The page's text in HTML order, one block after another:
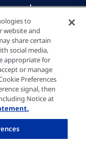
to
website and
share certain
social media,
appropriate for
or manage
Preferences
signal, then
Notice at